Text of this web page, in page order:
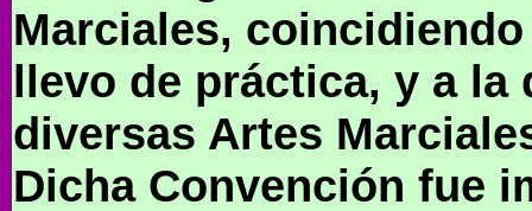
Marciales,
llevo de práctica, y a la
diversas Artes
Dicha Convención fue